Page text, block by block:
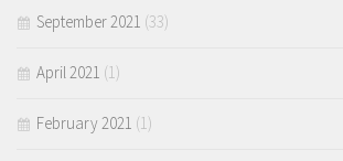
September 2021 (33)
April 2021 (1)
February 2021 (1)